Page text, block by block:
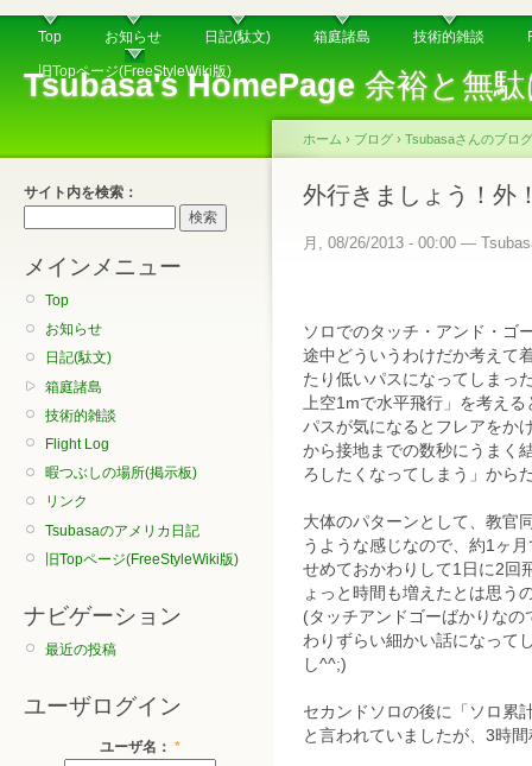
Tsubasa's HomePage余裕と無駄
Top お知らせ 日記(駄文) 箱庭諸島 技術的雑談
旧Topページ(FreeStyleWiki版)
サイト内を検索：
メインメニュー
Top
お知らせ
日記(駄文)
箱庭諸島
技術的雑談
Flight Log
暇つぶしの場所(掲示板)
リンク
Tsubasaのアメリカ日記
旧Topページ(FreeStyleWiki版)
ナビゲーション
最近の投稿
ユーザログイン
ユーザ名： *
ホーム › ブログ › Tsubasaさんのブログ
外行きましょう！外
月, 08/26/2013 - 00:00 —
ソロでのタッチ・アンド・ゴ
途中どういうわけだか考えて
たり低いパスになってしまっ
上空1mで水平飛行」を考え
パスが気になるとフレアをか
から接地までの数秒にうまく
ろしたくなってしまう」から
大体のパターンとして、教官
うような感じなので、約1ヶ
せめておかわりして1日に2回
ょっと時間も増えたとは思う
(タッチアンドゴーばかりな
わりずらい細かい話になって
し^^;)
セカンドソロの後に「ソロ累
と言われていましたが、3時